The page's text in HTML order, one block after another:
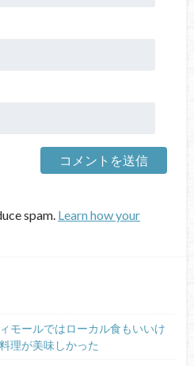
spam. Learn how your
ィモールではローカル食もいいけ
理が美味しかった